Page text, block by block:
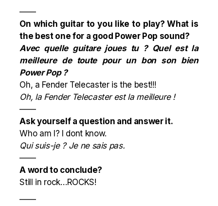
——
On which guitar to you like to play? What is
the best one for a good Power Pop sound?
Avec quelle guitare joues tu ? Quel est la
meilleure de toute pour un bon son bien
Power Pop ?
Oh, a Fender Telecaster is the best!!!
Oh, la Fender Telecaster est la meilleure !
——
Ask yourself a question and answer it.
Who am I? I dont know.
Qui suis-je ? Je ne sais pas.
——
A word to conclude?
Still in rock…ROCKS!
——